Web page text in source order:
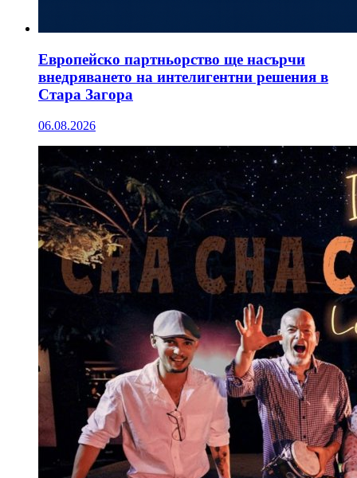
Европейско партньорство ще насърчи
внедряването на интелигентни решения в
Стара Загора
06.08.2026